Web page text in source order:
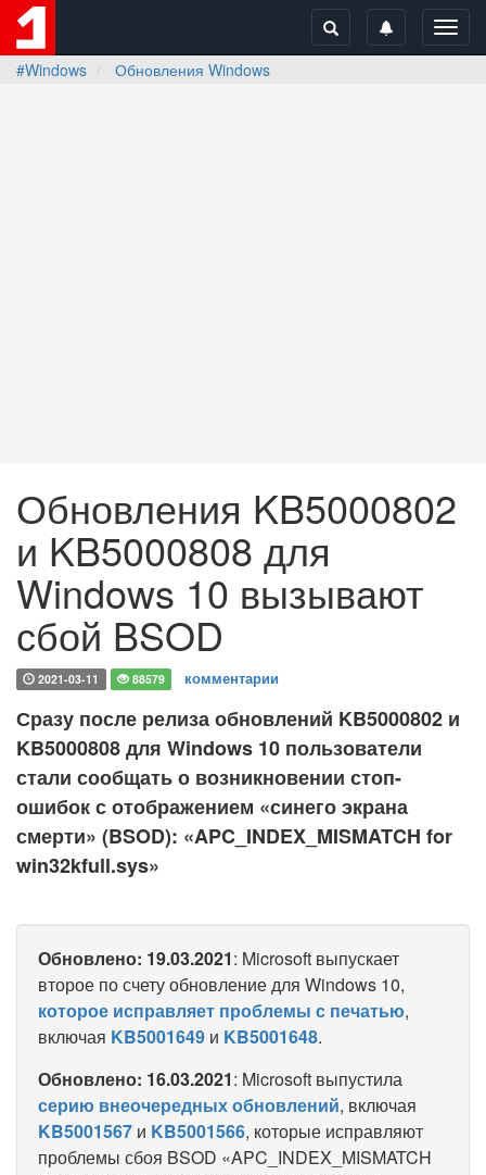
#Windows
Обновления Windows
Обновления KB5000802
и KB5000808 для
Windows 10 вызывают
сбой BSOD
2021-03-11 88579 комментарии
Сразу после релиза обновлений KB5000802 и
KB5000808 для Windows 10 пользователи
стали сообщать о возникновении стоп-
ошибок с отображением «синего экрана
смерти» (BSOD): «APC_INDEX_MISMATCH for
win32kfull.sys»
Обновлено: 19.03.2021: Microsoft выпускает
второе по счету обновление для Windows 10,
которое исправляет проблемы с печатью,
включая KB5001649 и KB5001648.
Обновлено: 16.03.2021: Microsoft выпустила
серию внеочередных обновлений, включая
KB5001567 и KB5001566, которые исправляют
проблемы сбоя BSOD «APC_INDEX_MISMATCH